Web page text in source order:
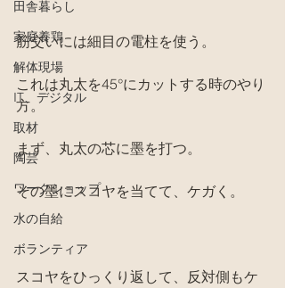
田舎暮らし
家庭養鶏
解体現場
IT、デジタル
取材
陶芸
ワークショップ
水の自給
ボランティア
筋交いには細目の電柱を使う。
これは丸太を45°にカットする時のやり
方。
まず、丸太の芯に墨を打つ。
その墨にスコヤを当てて、ケガく。
スコヤをひっくり返して、反対側もケ